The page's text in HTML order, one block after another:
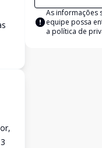
s
As informações
equipe possa
a política de